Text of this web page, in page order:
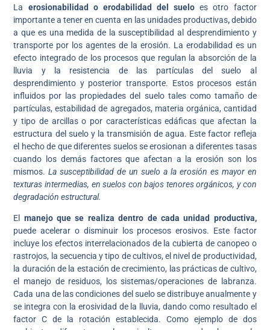
La erosionabilidad o erodabilidad del suelo es otro factor
importante a tener en cuenta en las unidades productivas,debido
a que es una medida de la susceptibilidad al desprendimiento y
transporte por los agentes de la erosión. La erodabilidad es un
efecto integrado de los procesos que regulan la absorción de la
lluvia y la resistencia de las partículas del suelo al
desprendimiento y posterior transporte. Estos procesos están
influidos por las propiedades del suelo tales como tamaño de
partículas, estabilidad de agregados, materia orgánica, cantidad
y tipo de arcillas o por características edáficas que afectan la
estructura del suelo y la transmisión de agua. Este factor refleja
el hecho de que diferentes suelos se erosionan a diferentes tasas
cuando los demás factores que afectan a la erosión son los
mismos.La susceptibilidad de un suelo a la erosión es mayor en
texturas intermedias, en suelos con bajos tenores orgánicos, y con
degradación estructural.
El manejo que se realiza dentro de cada unidad productiva,
puede acelerar o disminuir los procesos erosivos. Este factor
incluye los efectos interrelacionados de la cubierta de canopeo o
rastrojos, la secuencia y tipo de cultivos, el nivel de productividad,
la duración de la estación de crecimiento, las prácticas de cultivo,
el manejo de residuos, los sistemas/operaciones de labranza.
Cada una de las condiciones del suelo se distribuye anualmente y
se integra con la erosividad de la lluvia, dando como resultado el
factor C de la rotación establecida. Como ejemplo de dos